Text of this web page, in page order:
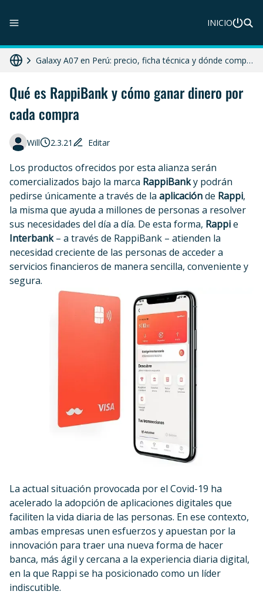
INICIO
Galaxy A07 en Perú: precio, ficha técnica y dónde comprar
Qué es RappiBank y cómo ganar dinero por
cada compra
Will 2.3.21 Editar
Los productos ofrecidos por esta alianza serán
comercializados bajo la marca RappiBanky podrán
pedirse únicamente a través de la aplicaciónde Rappi,
la misma que ayuda a millones de personas a resolver
sus necesidades del día a día. De esta forma, Rappie
Interbank– a través de RappiBank – atienden la
necesidad creciente de las personas de acceder a
servicios financieros de manera sencilla, conveniente y
segura.
La actual situación provocada por el Covid-19 ha
acelerado la adopción de aplicaciones digitales que
faciliten la vida diaria de las personas. En ese contexto,
ambas empresas unen esfuerzos y apuestan por la
innovación para traer una nueva forma de hacer
banca, más ágil y cercana a la experiencia diaria digital,
en la que Rappi se ha posicionado como un líder
indiscutible.